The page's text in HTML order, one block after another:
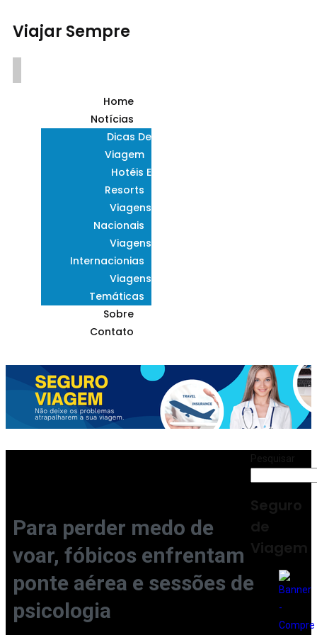
Viajar Sempre
Home
Notícias
Dicas De
Viagem
Hotéis E
Resorts
Viagens
Nacionais
Viagens
Internacionias
Viagens
Temáticas
Sobre
Contato
Para perder medo de
voar, fóbicos enfrentam
ponte aérea e sessões de
psicologia
Pesquisar
Seguro
de
Viagem